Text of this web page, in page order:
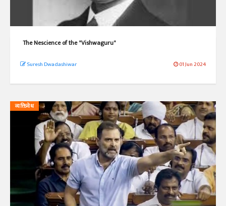
The Nescience of the "Vishwaguru"
Suresh Dwadashiwar 01 Jun 2024
व्यक्तिवेध